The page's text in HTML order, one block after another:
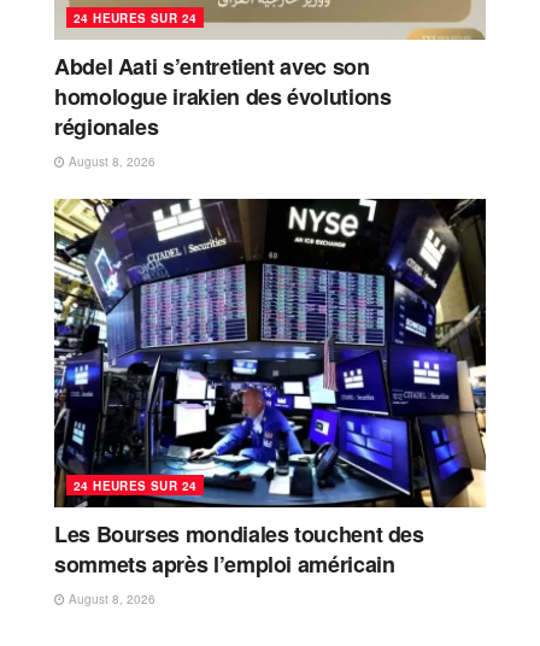
24 HEURES SUR 24
Abdel Aati s’entretient avec son
homologue irakien des évolutions
régionales
August 8, 2026
24 HEURES SUR 24
Les Bourses mondiales touchent des
sommets après l’emploi américain
August 8, 2026